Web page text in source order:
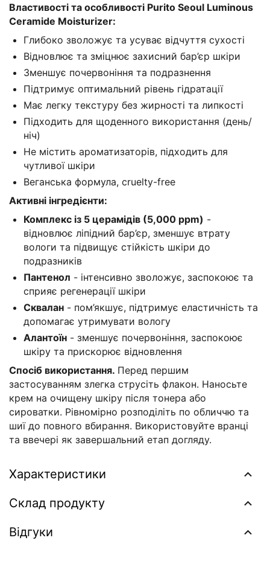
Властивості та особливості Purito Seoul Luminous
Ceramide Moisturizer:
Глибоко зволожує та усуває відчуття сухості
Відновлює та зміцнює захисний бар’єр шкіри
Зменшує почервоніння та подразнення
Підтримує оптимальний рівень гідратації
Має легку текстуру без жирності та липкості
Підходить для щоденного використання (день/
ніч)
Не містить ароматизаторів, підходить для
чутливої шкіри
Веганська формула, cruelty-free
Активні інгредієнти:
Комплекс із 5 церамідів (5,000 ppm) -
відновлює ліпідний бар’єр, зменшує втрату
вологи та підвищує стійкість шкіри до
подразників
Пантенол - інтенсивно зволожує, заспокоює та
сприяє регенерації шкіри
Сквалан - пом’якшує, підтримує еластичність та
допомагає утримувати вологу
Алантоїн - зменшує почервоніння, заспокоює
шкіру та прискорює відновлення
Спосіб використання. Перед першим
застосуванням злегка струсіть флакон. Наносьте
крем на очищену шкіру після тонера або
сироватки. Рівномірно розподіліть по обличчю та
шиї до повного вбирання. Використовуйте вранці
та ввечері як завершальний етап догляду.
Характеристики
Склад продукту
Відгуки